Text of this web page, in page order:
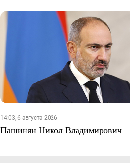
14:03, 6 августа 2026
Пашинян Никол Владимирович